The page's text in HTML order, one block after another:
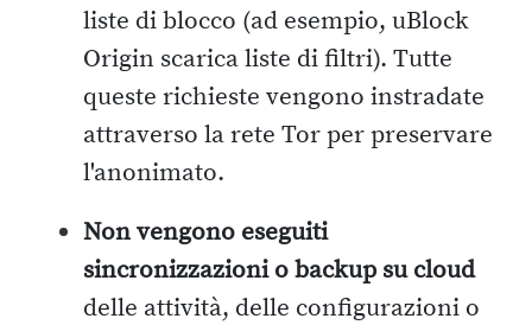
liste di blocco (ad esempio, uBlock
Origin scarica liste di filtri). Tutte
queste richieste vengono instradate
attraverso la rete Tor per preservare
l'anonimato.
Non vengono eseguiti
sincronizzazioni o backup su cloud
delle attività, delle configurazioni o